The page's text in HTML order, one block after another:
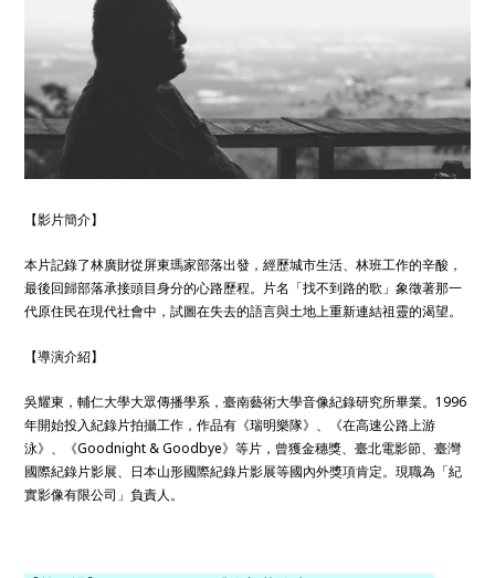
【影片簡介】
本片記錄了林廣財從屏東瑪家部落出發，經歷城市生活、林班工作的辛酸，
最後回歸部落承接頭目身分的心路歷程。片名「找不到路的歌」象徵著那一
代原住民在現代社會中，試圖在失去的語言與土地上重新連結祖靈的渴望。
【導演介紹】
吳耀東，輔仁大學大眾傳播學系，臺南藝術大學音像紀錄研究所畢業。1996
年開始投入紀錄片拍攝工作，作品有《瑞明樂隊》、《在高速公路上游
泳》、《Goodnight & Goodbye》等片，曾獲金穗獎、臺北電影節、臺灣
國際紀錄片影展、日本山形國際紀錄片影展等國內外獎項肯定。現職為「紀
實影像有限公司」負責人。